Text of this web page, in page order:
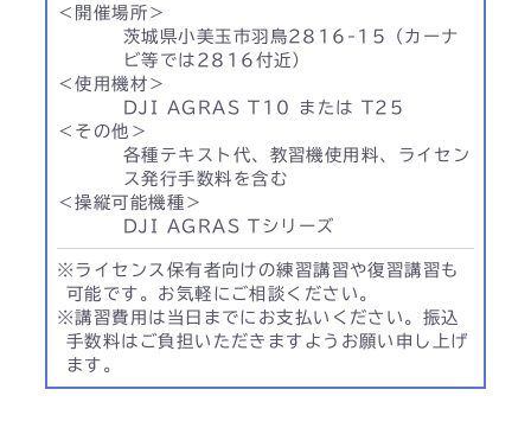
＜開催場所＞
茨城県小美玉市羽鳥2816-15（カーナ
ビ等では2816付近）
＜使用機材＞
DJI AGRAS T10 または T25
＜その他＞
各種テキスト代、教習機使用料、ライセン
ス発行手数料を含む
＜操縦可能機種＞
DJI AGRAS Tシリーズ
※ライセンス保有者向けの練習講習や復習講習も
可能です。お気軽にご相談ください。
※講習費用は当日までにお支払いください。振込
手数料はご負担いただきますようお願い申し上げ
ます。